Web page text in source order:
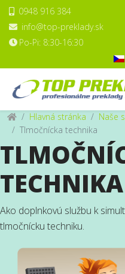
0948 916 384
info@top-preklady.sk
Po-Pi: 8:30-16:30
Hlavná stránka Naše
Tlmočnícka technika
TECHNIKA
Ako doplnkovú službu k
tlmočnícku techniku.